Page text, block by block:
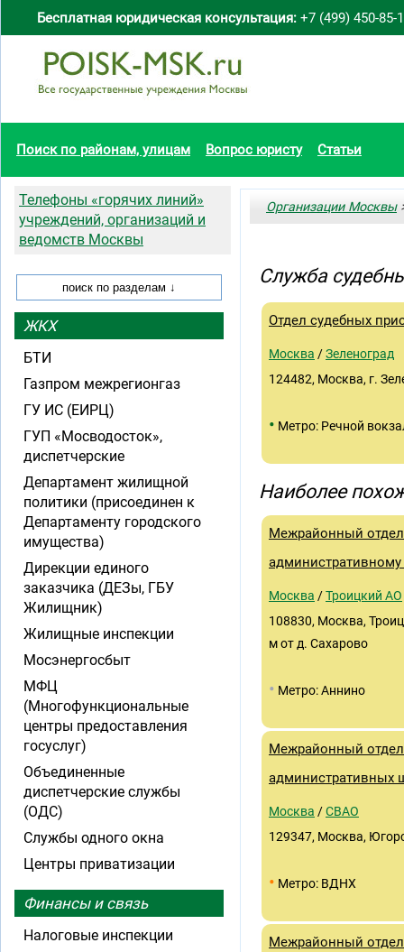
Бесплатная юридическая консультация: +7 (499) 450-85-
Поиск по районам, улицам Вопрос юристу Статьи
Организации Москвы
Служба
Отдел судебных
Москва /Зеленоград
124482, Москва, г.
• Метро: Речной
Наиболее
Межрайонный
Москва /Троицкий АО
108830, Москва,
м от д. Сахарово
• Метро: Аннино
Межрайонный
административных
Москва /СВАО
129347, Москва,
• Метро: ВДНХ
Межрайонный
Телефоны «горячих линий»
учреждений, организаций и
ведомств Москвы
ЖКХ
БТИ
Газпром межрегионгаз
ГУ ИС (ЕИРЦ)
ГУП «Мосводосток»,
диспетчерские
Департамент жилищной
политики (присоединен к
Департаменту городского
имущества)
Дирекции единого
заказчика (ДЕЗы, ГБУ
Жилищник)
Жилищные инспекции
Мосэнергосбыт
МФЦ
(Многофункциональные
центры предоставления
госуслуг)
Объединенные
диспетчерские службы
(ОДС)
Службы одного окна
Центры приватизации
Финансы и связь
Налоговые инспекции